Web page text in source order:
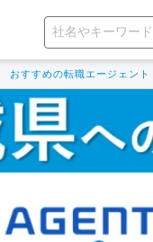
おすすめの転職エージェント